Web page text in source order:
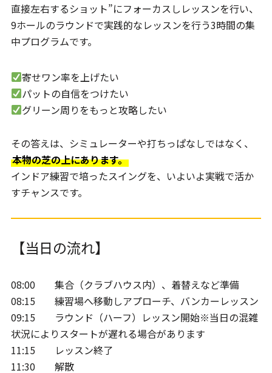
直接左右するショット”にフォーカスしレッスンを行い、
9ホールのラウンドで実践的なレッスンを行う3時間の集
中プログラムです。
寄せワン率を上げたい
パットの自信をつけたい
グリーン周りをもっと攻略したい
その答えは、シミュレーターや打ちっぱなしではなく、
本物の芝の上にあります。
インドア練習で培ったスイングを、いよいよ実戦で活か
すチャンスです。
【当日の流れ】
08:00 集合（クラブハウス内）、着替えなど準備
08:15 練習場へ移動しアプローチ、バンカーレッスン
09:15 ラウンド（ハーフ）レッスン開始※当日の混雑
状況によりスタートが遅れる場合があります
11:15 レッスン終了
11:30 解散